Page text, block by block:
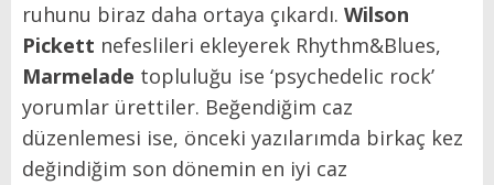
ruhunu biraz daha ortaya çıkardı. Wilson
Pickett nefeslileri ekleyerek Rhythm&Blues,
Marmelade topluluğu ise ‘psychedelic rock’
yorumlar ürettiler. Beğendiğim caz
düzenlemesi ise, önceki yazılarımda birkaç kez
değindiğim son dönemin en iyi caz